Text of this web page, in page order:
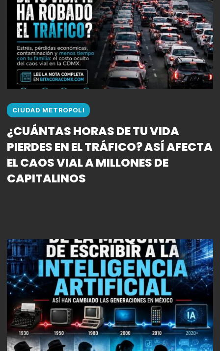
CIUDAD METROPOLI
¿CUÁNTAS HORAS DE TU VIDA
PIERDES EN EL TRÁFICO? ASÍ AFECTA
EL CAOS VIAL A MILLONES DE
CAPITALINOS